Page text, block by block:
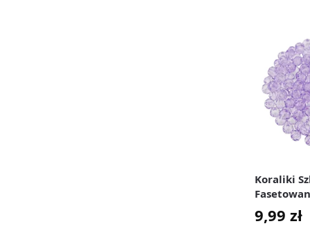
Koraliki
Fioletowe
9,99 zł